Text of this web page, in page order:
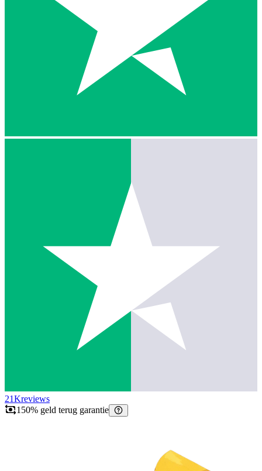
21Kreviews
150% geld terug garantie